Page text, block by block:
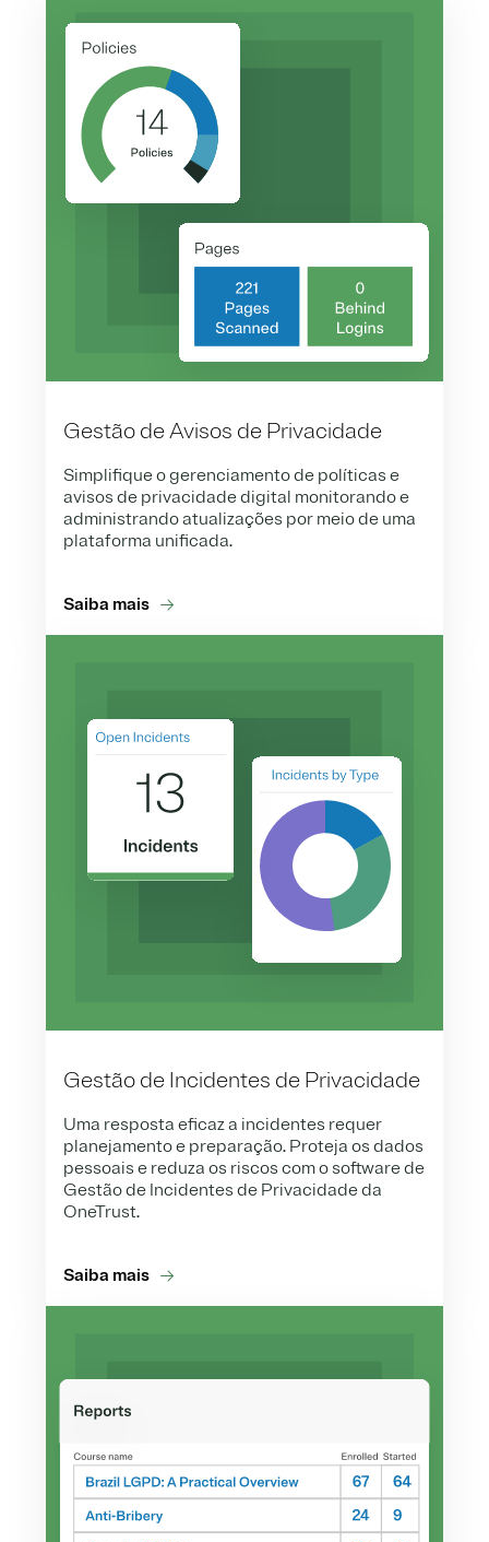
Gestão de Avisos de Privacidade
Simplifique o gerenciamento de políticas e
avisos de privacidade digital monitorando e
administrando atualizações por meio de uma
plataforma unificada.
Saiba mais
Gestão de Incidentes de Privacidade
Uma resposta eficaz a incidentes requer
planejamento e preparação. Proteja os dados
pessoais e reduza os riscos com o software de
Gestão de Incidentes de Privacidade da
OneTrust.
Saiba mais